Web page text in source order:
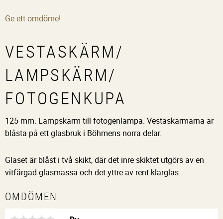
Ge ett omdöme!
VESTASKÄRM/
LAMPSKÄRM/
FOTOGENKUPA
125 mm. Lampskärm till fotogenlampa. Vestaskärmarna är
blåsta på ett glasbruk i Böhmens norra delar.
Glaset är blåst i två skikt, där det inre skiktet utgörs av en
vitfärgad glasmassa och det yttre av rent klarglas.
OMDÖMEN